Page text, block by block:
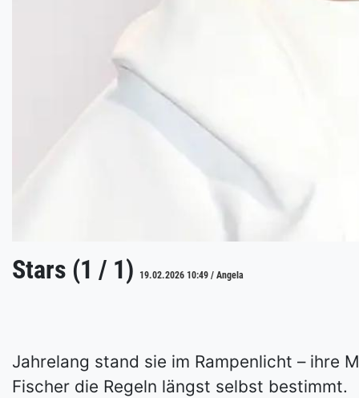
Stars (1 / 1) 19.02.2026 10:49 / Angela
Jahrelang stand sie im Rampenlicht – ihre
Fischer die Regeln längst selbst bestimmt.